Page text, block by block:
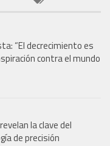
“El decrecimiento es
contra el mundo
la clave del
de precisión